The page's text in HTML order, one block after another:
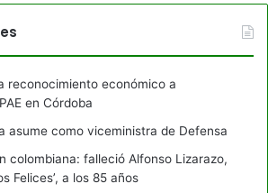
reconocimiento económico a
en Córdoba
asume como viceministra de Defensa
colombiana: falleció Alfonso Lizarazo,
Felices’, a los 85 años